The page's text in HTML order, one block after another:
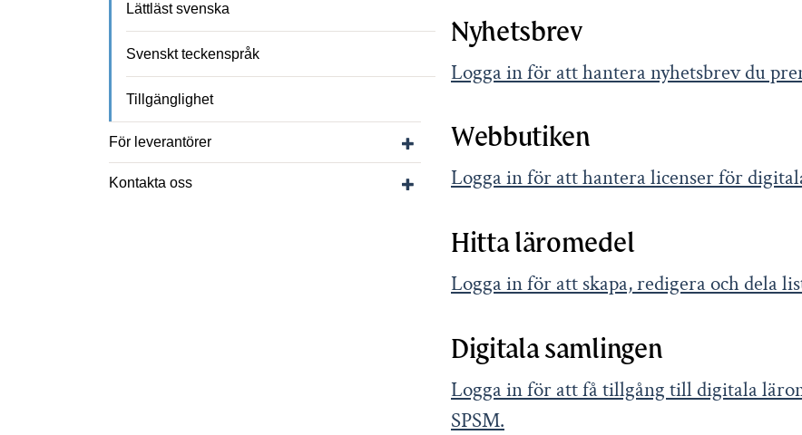
Lättläst svenska
Svenskt teckenspråk
Tillgänglighet
För leverantörer
Visa/dölj undersidor till För leverantörer
Kontakta oss
Visa/dölj undersidor till Kontakta oss
Nyhetsbrev
Logga in för att hantera nyhetsbrev du
Webbutiken
Logga in för att hantera licenser för
Hitta läromedel
Logga in för att skapa, redigera och dela
Digitala samlingen
Logga in för att få tillgång till digitala
SPSM.